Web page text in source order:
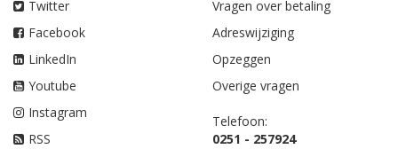
Twitter
Facebook
LinkedIn
Youtube
Instagram
RSS
Vragen over betaling
Adreswijziging
Opzeggen
Overige vragen
Telefoon:
0251 - 257924